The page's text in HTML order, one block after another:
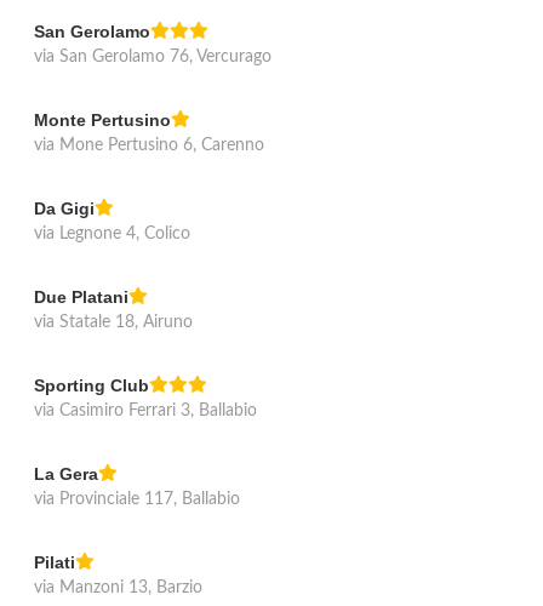
San Gerolamo
via San Gerolamo 76, Vercurago
Monte Pertusino
via Mone Pertusino 6, Carenno
Da Gigi
via Legnone 4, Colico
Due Platani
via Statale 18, Airuno
Sporting Club
via Casimiro Ferrari 3, Ballabio
La Gera
via Provinciale 117, Ballabio
Pilati
via Manzoni 13, Barzio